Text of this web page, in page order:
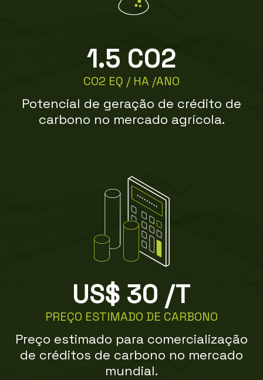
1.5 CO2
CO2 EQ / HA /ANO
Potencial de geração de crédito de
carbono no mercado agrícola.
US$ 30 /T
PREÇO ESTIMADO DE CARBONO
Preço estimado para comercialização
de créditos de carbono no mercado
mundial.